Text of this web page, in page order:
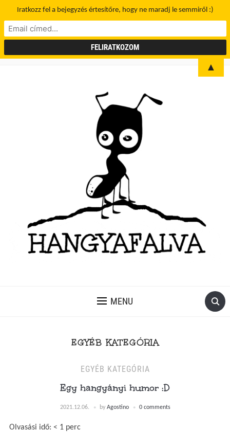
MENU
EGYÉB KATEGÓRIA
EGYÉB KATEGÓRIA
Egy hangyányi humor :D
2021.12.06. by Agostino 0 comments
Olvasási idő: < 1 perc
Iratkozz fel a bejegyzés értesítőre, hogy ne maradj le semmiről :)
▲